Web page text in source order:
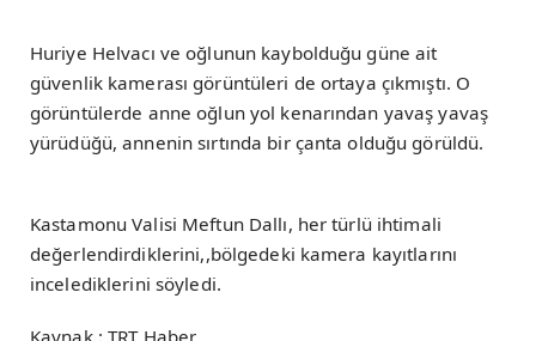
Huriye Helvacı ve oğlunun kaybolduğu güne ait
güvenlik kamerası görüntüleri de ortaya çıkmıştı. O
görüntülerde anne oğlun yol kenarından yavaş yavaş
yürüdüğü, annenin sırtında bir çanta olduğu görüldü.
Kastamonu Valisi Meftun Dallı, her türlü ihtimali
değerlendirdiklerini,,bölgedeki kamera kayıtlarını
incelediklerini söyledi.
Kaynak : TRT Haber